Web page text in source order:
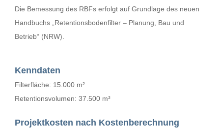
Die Bemessung des RBFs erfolgt auf Grundlage des neuen
Handbuchs „Retentionsbodenfilter – Planung, Bau und
Betrieb“ (NRW).
Kenndaten
Filterfläche: 15.000 m²
Retentionsvolumen: 37.500 m³
Projektkosten nach Kostenberechnung